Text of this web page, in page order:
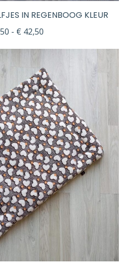
IN REGENBOOG KLEUR
- € 42,50
€ 42,50